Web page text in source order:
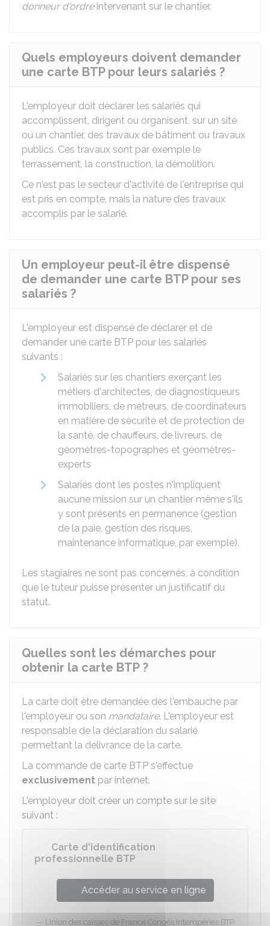
donneur d'ordreintervenant sur le chantier.
Quels employeurs doivent demander
une carte BTP pour leurs salariés ?
L'employeur doit déclarer les salariés qui
accomplissent, dirigent ou organisent, sur un site
ou un chantier, des travaux de bâtiment ou travaux
publics. Ces travaux sont par exemple le
terrassement, la construction, la démolition.
Ce n'est pas le secteur d'activité de l'entreprise qui
est pris en compte, mais la nature des travaux
accomplis par le salarié.
Un employeur peut-il être dispensé
de demander une carte BTP pour ses
salariés ?
L'employeur est dispensé de déclarer et de
demander une carte BTP pour les salariés
suivants :
Salariés sur les chantiers exerçant les
métiers d'architectes, de diagnostiqueurs
immobiliers, de métreurs, de coordinateurs
en matière de sécurité et de protection de
la santé, de chauffeurs, de livreurs, de
géomètres-topographes et géomètres-
experts
Salariés dont les postes n'impliquent
aucune mission sur un chantier même s'ils
y sont présents en permanence (gestion
de la paie, gestion des risques,
maintenance informatique, par exemple).
Les stagiaires ne sont pas concernés, à condition
que le tuteur puisse présenter un justificatif du
statut.
Quelles sont les démarches pour
obtenir la carte BTP ?
La carte doit être demandée dès l'embauche par
l'employeur ou son mandataire. L'employeur est
responsable de la déclaration du salarié
permettant la délivrance de la carte.
La commande de carte BTP s'effectue
exclusivement par internet.
L'employeur doit créer un compte sur le site
suivant :
Carte d'identification
professionnelle BTP
Accéder au service en ligne
Union des caisses de France Congés Intempéries BTP